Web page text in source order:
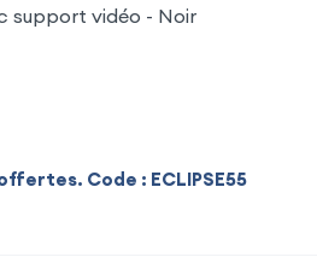
support vidéo - Noir
Code : ECLIPSE55